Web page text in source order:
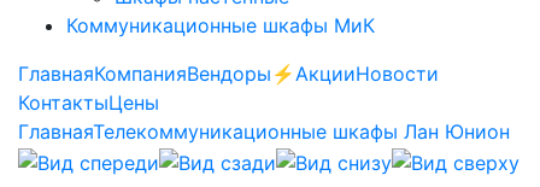
Коммуникационные шкафы МиК
ГлавнаяКомпанияВендоры ⚡️АкцииНовости
КонтактыЦены
ГлавнаяТелекоммуникационные шкафы Лан Юнион